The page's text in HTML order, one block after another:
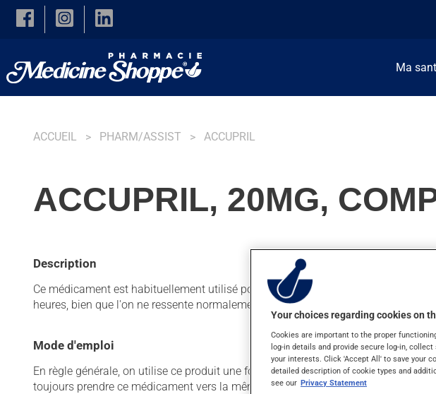
Skip to main content
Ma
ACCUEIL PHARM/ASSIST ACCUPRIL
ACCUPRIL, 20MG,
Description
Ce médicament est habituellement utilisé pour faciliter le travail du coeur ou
heures, bien que l'on ne ressente normalement pas son action.
Mode d'emploi
En règle générale, on utilise ce produit une fois par jour. Il est possible que
toujours prendre ce médicament vers la même heure, au même moment de la
Your choices regarding cookies on
Cookies are important to the proper
log-in details and provide secure log-in,
your interests. Click 'Accept All' to save your
detailed description of cookie types and
see our Privacy Statement